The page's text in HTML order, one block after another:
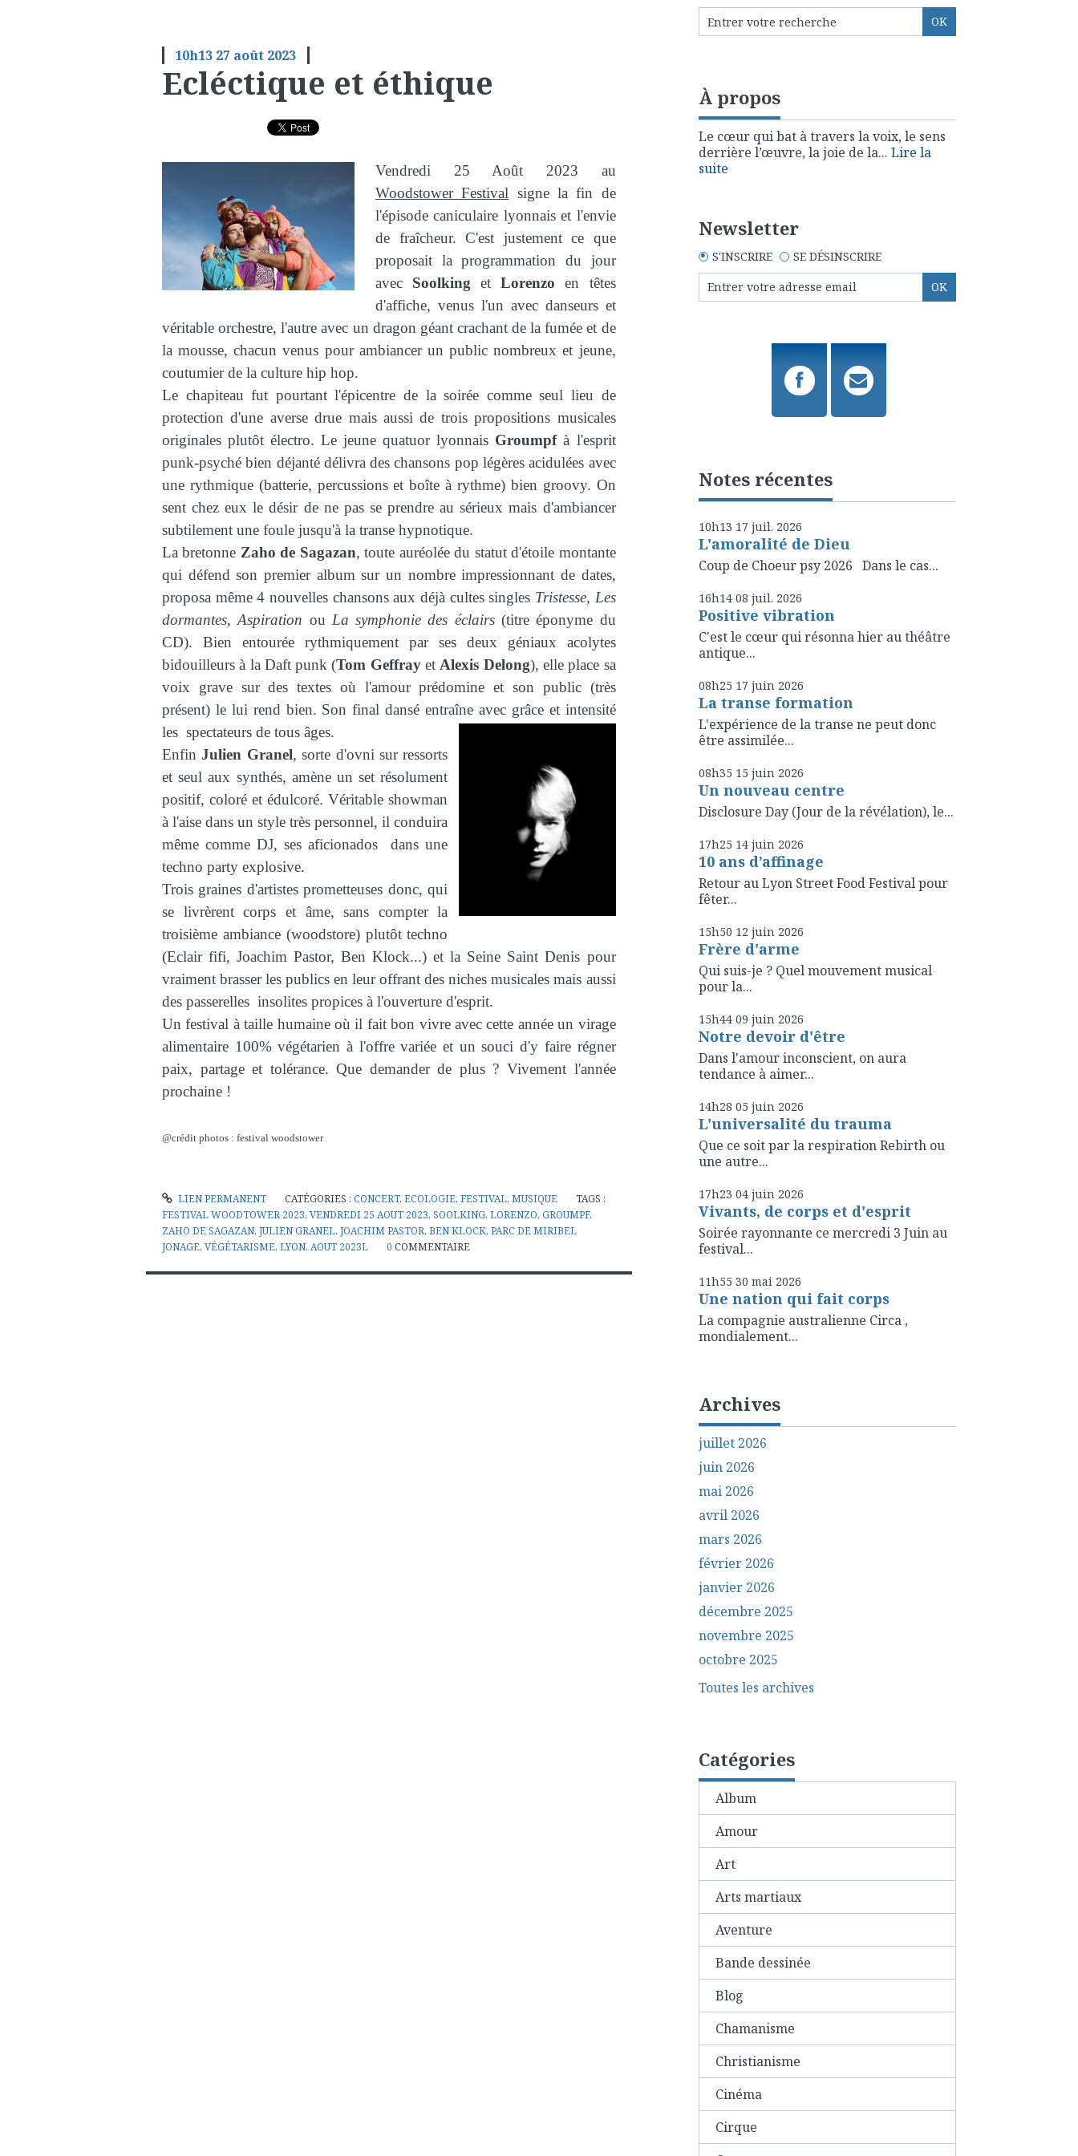
10h13 27 août 2023
Ecléctique et éthique
Vendredi 25 Août 2023 au
Woodstower Festival signe la fin de
l'épisode caniculaire lyonnais et l'envie
de fraîcheur. C'est justement ce que
proposait la programmation du jour
avec Soolking etLorenzo en têtes
d'affiche, venus l'un avec danseurs et
véritable orchestre, l'autre avec un dragon géant crachant de la fumée et de
la mousse, chacun venus pour ambiancer un public nombreux et jeune,
coutumier de la culture hip hop.
Le chapiteau fut pourtant l'épicentre de la soirée comme seul lieu de
protection d'une averse drue mais aussi de trois propositions musicales
originales plutôt électro. Le jeune quatuor lyonnais Groumpfà l'esprit
punk-psyché bien déjanté délivra des chansons pop légères acidulées avec
une rythmique (batterie, percussions et boîte à rythme) bien groovy. On
sent chez eux le désir de ne pas se prendre au sérieux mais d'ambiancer
subtilement une foule jusqu'à la transe hypnotique.
La bretonne Zaho de Sagazan, toute auréolée du statut d'étoile montante
qui défend son premier album sur un nombre impressionnant de dates,
proposa même 4 nouvelles chansons aux déjà cultes singles Tristesse, Les
dormantes, Aspiration ou La symphonie des éclairs(titre éponyme du
CD). Bien entourée rythmiquement par ses deux géniaux acolytes
bidouilleurs à la Daft punk (Tom GeffrayetAlexis Delong), elle place sa
voix grave sur des textes où l'amour prédomine et son public (très
présent) le lui rend bien. Son final dansé entraîne avec grâce et intensité
les spectateurs de tous âges.
EnfinJulien Granel, sorte d'ovni sur ressorts
et seul aux synthés, amène un set résolument
positif, coloré et édulcoré. Véritable showman
à l'aise dans un style très personnel, il conduira
même comme DJ, ses aficionados dans une
techno party explosive.
Trois graines d'artistes prometteuses donc, qui
se livrèrent corps et âme, sans compter la
troisième ambiance (woodstore) plutôt techno
(Eclair fifi, Joachim Pastor, Ben Klock...) et la Seine Saint Denis pour
vraiment brasser les publics en leur offrant des niches musicales mais aussi
des passerelles insolites propices à l'ouverture d'esprit.
Un festival à taille humaine où il fait bon vivre avec cette année un virage
alimentaire 100% végétarien à l'offre variée et un souci d'y faire régner
paix, partage et tolérance. Que demander de plus ? Vivement l'année
prochaine !
@crédit photos : festival woodstower
LIEN PERMANENT CATÉGORIES :CONCERT,ECOLOGIE,FESTIVAL,MUSIQUE
TAGS :
FESTIVAL WOODTOWER 2023, VENDREDI 25 AOUT 2023, SOOLKING, LORENZO, GROUMPF,
ZAHO DE SAGAZAN, JULIEN GRANEL, JOACHIM PASTOR, BEN KLOCK, PARC DE MIRIBEL
JONAGE, VÉGÉTARISME, LYON, AOUT 2023L 0 COMMENTAIRE
À propos
Le cœur qui bat à travers la voix, le sens
derrière l’œuvre, la joie de la... Lire la
suite
Newsletter
S'INSCRIRE SE DÉSINSCRIRE
Notes récentes
10h13 17 juil. 2026
L'amoralité de Dieu
Coup de Choeur psy 2026 Dans le cas...
16h14 08 juil. 2026
Positive vibration
C'est le cœur qui résonna hier au théâtre
antique...
08h25 17 juin 2026
La transe formation
L'expérience de la transe ne peut donc
être assimilée...
08h35 15 juin 2026
Un nouveau centre
Disclosure Day (Jour de la révélation), le...
17h25 14 juin 2026
10 ans d’affinage
Retour au Lyon Street Food Festival pour
fêter...
15h50 12 juin 2026
Frère d'arme
Qui suis-je ? Quel mouvement musical
pour la...
15h44 09 juin 2026
Notre devoir d'être
Dans l'amour inconscient, on aura
tendance à aimer...
14h28 05 juin 2026
L'universalité du trauma
Que ce soit par la respiration Rebirth ou
une autre...
17h23 04 juin 2026
Vivants, de corps et d'esprit
Soirée rayonnante ce mercredi 3 Juin au
festival...
11h55 30 mai 2026
Une nation qui fait corps
La compagnie australienne Circa ,
mondialement...
Archives
juillet 2026
juin 2026
mai 2026
avril 2026
mars 2026
février 2026
janvier 2026
décembre 2025
novembre 2025
octobre 2025
Toutes les archives
Catégories
Album
Amour
Art
Arts martiaux
Aventure
Bande dessinée
Blog
Chamanisme
Christianisme
Cinéma
Cirque